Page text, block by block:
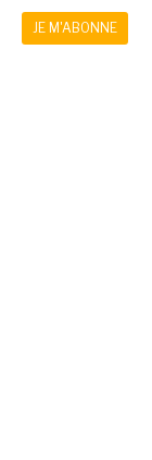
JE M'ABONNE